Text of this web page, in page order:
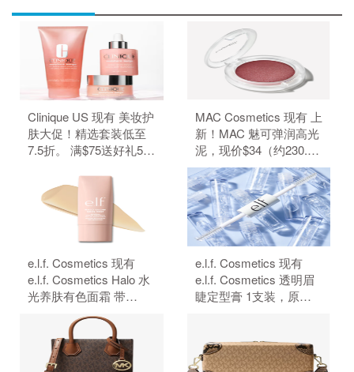
Clinique US 现有 美妆护
肤大促！精选套装低至
7.5折。 满$75送好礼5
件。 无需使用优惠码。
MAC Cosmetics 现有 上
新！MAC 魅可弹润高光
泥，现价$34（约230.29
元）。 无需使用优惠
码。
e.l.f. Cosmetics 现有
e.l.f. Cosmetics Halo 水
光养肤有色面霜 带
SPF50 防晒，原价
$18，现特价$14（约
94.83元）。 无需使用优
惠码。
e.l.f. Cosmetics 现有
e.l.f. Cosmetics 透明眉
睫定型膏 1支装，原价
码。